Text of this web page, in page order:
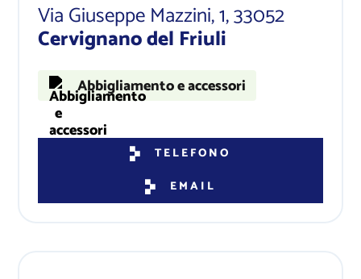
Via Giuseppe Mazzini, 1, 33052
Cervignano del Friuli
Abbigliamento e accessori
TELEFONO
EMAIL